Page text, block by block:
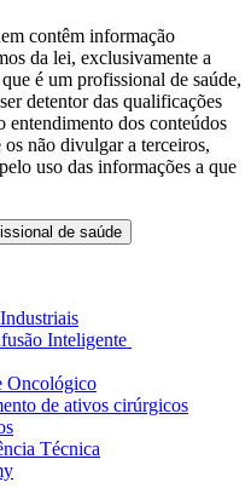
Vascular
Extracorporal
médicos quando recebe alta
visite a nossa página de
de carreira na B. Braun.
trabalho global por perfis de
contêm informação
da lei, exclusivamente a
é um profissional de saúde,
detentor das qualificações
entendimento dos conteúdos
não divulgar a terceiros,
uso das informações a que
de saúde
Inteligente
Oncológico
de ativos cirúrgicos
Técnica